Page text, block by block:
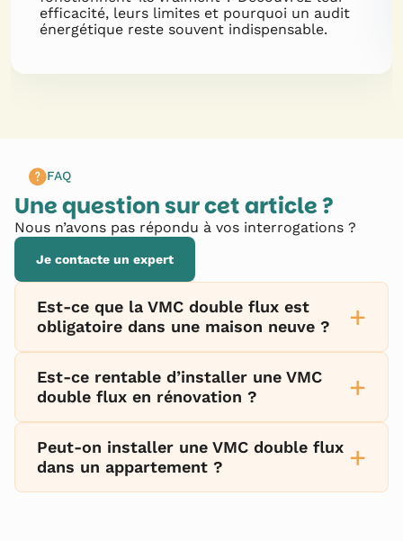
efficacité, leurs limites et pourquoi un audit
énergétique reste souvent indispensable.
FAQ
Une question sur cet article ?
Nous n’avons pas répondu à vos interrogations ?
Je contacte un expert
Est-ce que la VMC double flux est
obligatoire dans une maison neuve ?
+
Est-ce rentable d’installer une VMC
double flux en rénovation ?
+
Peut-on installer une VMC double flux
dans un appartement ?
+